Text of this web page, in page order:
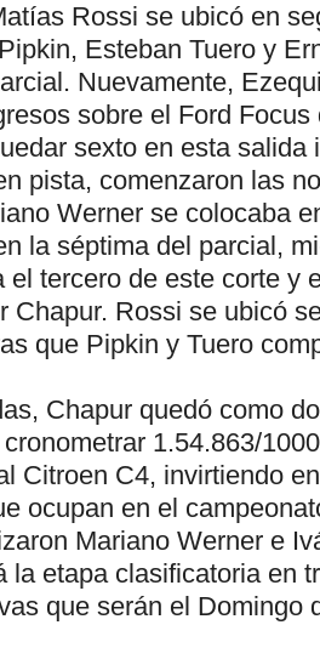
Rossi se ubicó en
Esteban Tuero y
Nuevamente,
sobre el Ford
sexto en esta salida
pista, comenzaron las
Werner se colocaba
la séptima del parcial,
el tercero de este corte y
Chapur. Rossi se ubicó
que Pipkin y Tuero
Chapur quedó como
1.54.863/
Citroen C4, invirtiendo
ocupan en el
Mariano Werner e
la etapa clasificatoria en
que serán el Domingo